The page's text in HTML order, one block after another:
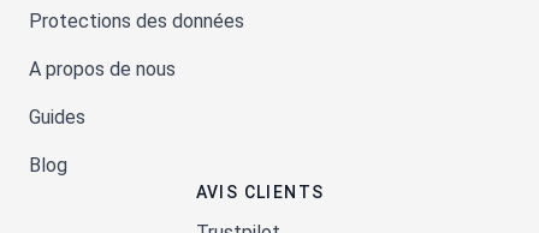
Protections des données
A propos de nous
Guides
Blog
AVIS CLIENTS